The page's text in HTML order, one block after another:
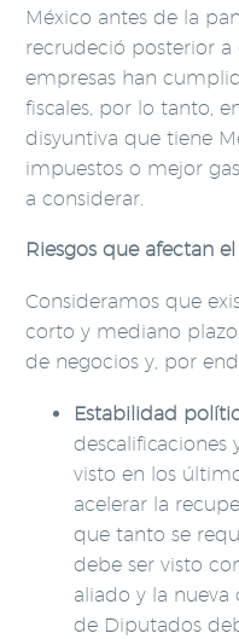
México antes de la
recrudeció posterior a
empresas han
fiscales, por lo tanto,
disyuntiva que tiene
impuestos o mejor
a considerar.
Riesgos que afectan
Consideramos que
corto y mediano
de negocios y, por
Estabilidad
descalificaciones
visto en los
acelerar la
que tanto se
debe ser visto
aliado y la
de Diputados